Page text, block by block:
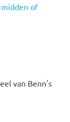
of
van Benn's